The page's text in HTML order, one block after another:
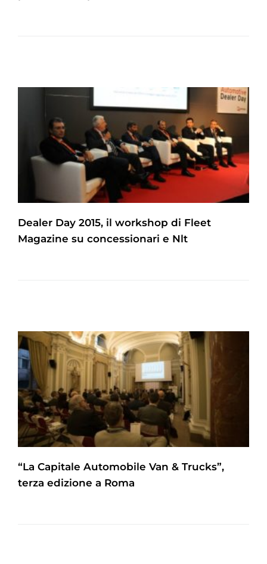
Dealer Day 2015, il workshop di Fleet
Magazine su concessionari e Nlt
“La Capitale Automobile Van & Trucks”,
terza edizione a Roma